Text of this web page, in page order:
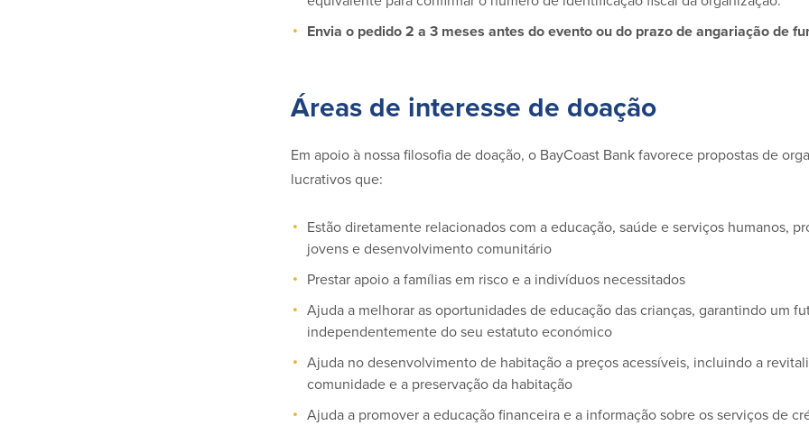
Envia o pedido 2 a 3 meses antes do evento ou do prazo de angariação de
Áreas de interesse de doação
Em apoio à nossa filosofia de doação, o BayCoast Bank favorece propostas de
lucrativos que:
Estão diretamente relacionados com a educação, saúde e serviços humanos,
jovens e desenvolvimento comunitário
Prestar apoio a famílias em risco e a indivíduos necessitados
Ajuda a melhorar as oportunidades de educação das crianças, garantindo um
independentemente do seu estatuto económico
Ajuda no desenvolvimento de habitação a preços acessíveis, incluindo a
comunidade e a preservação da habitação
Ajuda a promover a educação financeira e a informação sobre os serviços de